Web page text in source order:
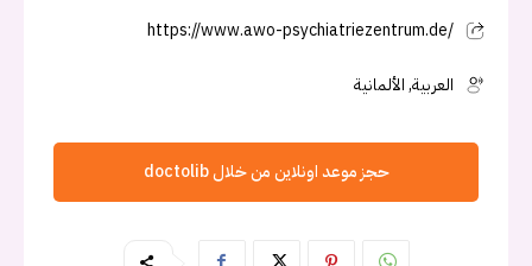
https://www.awo-psychiatriezentrum.de/
العربية, الألمانية
حجز موعد اونلاين من خلال doctolib